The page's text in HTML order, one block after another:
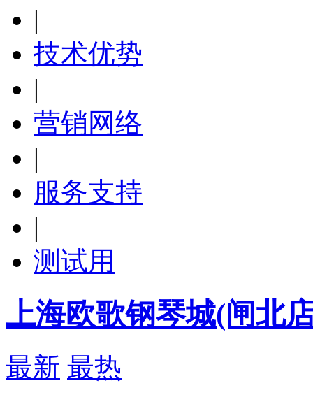
|
技术优势
|
营销网络
|
服务支持
|
测试用
上海欧歌钢琴城(闸北
最新 最热